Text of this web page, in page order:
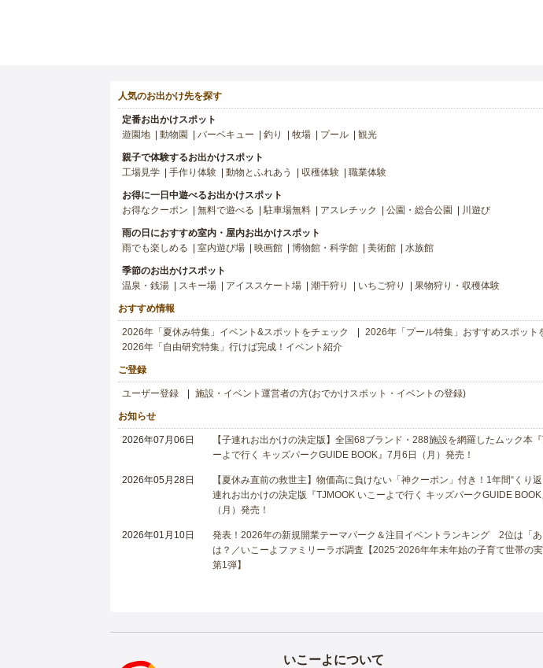
人気のお出かけ先を探す
定番お出かけスポット
遊園地
動物園 バーベキュー 釣り 牧場 プール 観光
親子で体験するお出かけスポット
工場見学
手作り体験 動物とふれあう 収穫体験 職業体験
お得に一日中遊べるお出かけスポット
お得なクーポン
無料で遊べる 駐車場無料 アスレチック 公園・総合公園 川遊び
雨の日におすすめ室内・屋内お出かけスポット
雨でも楽しめる
室内遊び場 映画館 博物館・科学館 美術館 水族館
季節のお出かけスポット
温泉・銭湯
スキー場 アイススケート場 潮干狩り いちご狩り 果物狩り・収穫体験
おすすめ情報
2026年「夏休み特集」イベント&スポットをチェック
2026年「プール特集」おすすめスポット
2026年「自由研究特集」行けば完成！イベント紹介
ご登録
ユーザー登録 施設・イベント運営者の方(おでかけスポット・イベントの登録)
お知らせ
2026年07月06日
【子連れお出かけの決定版】全国68ブランド・288施設を網羅したムック本
ーよで行く キッズパークGUIDE BOOK』7月6日（月）発売！
2026年05月28日
【夏休み直前の救世主】物価高に負けない「神クーポン」付き！1年間“くり
連れお出かけの決定版『TJMOOK いこーよで行く キッズパークGUIDE BOOK
（月）発売！
2026年01月10日
発表！2026年の新規開業テーマパーク＆注目イベントランキング 2位は「
は？／いこーよファミリーラボ調査【2025⁻2026年年末年始の子育て世帯の
第1弾】
いこーよについて